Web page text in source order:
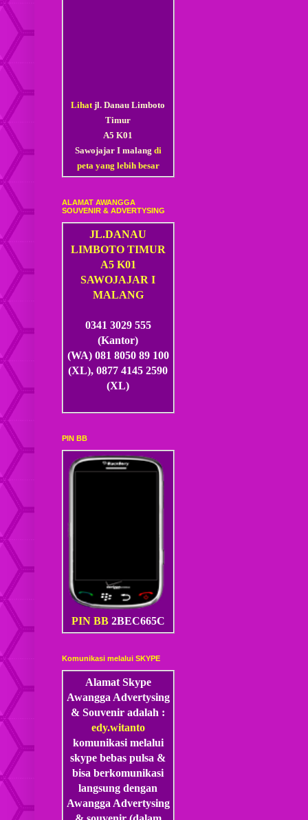
Lihatjl. Danau Limboto
Timur
A5 K01
Sawojajar I malang di
peta yang lebih besar
ALAMAT AWANGGA
SOUVENIR & ADVERTYSING
JL.DANAU
LIMBOTO TIMUR
A5 K01
SAWOJAJAR I
MALANG
0341 3029 555
(Kantor)
(WA) 081 8050 89 100
(XL), 0877 4145 2590
(XL)
PIN BB
PIN BB 2BEC665C
Komunikasi melalui SKYPE
Alamat Skype
Awangga Advertysing
& Souvenir adalah :
edy.witanto
komunikasi melalui
skype bebas pulsa &
bisa berkomunikasi
langsung dengan
Awangga Advertysing